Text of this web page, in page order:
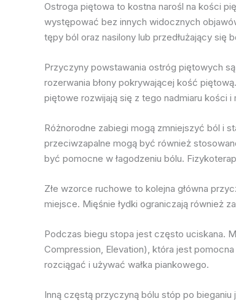
Ostroga piętowa to kostna narośl na kości
występować bez innych widocznych
tępy ból oraz nasilony lub przedłużający się
Przyczyny powstawania ostróg piętowych
rozerwania błony pokrywającej kość
piętowe rozwijają się z tego nadmiaru kości
Różnorodne zabiegi mogą zmniejszyć ból i
przeciwzapalne mogą być również
być pomocne w łagodzeniu bólu.
Złe wzorce ruchowe to kolejna główna
miejsce. Mięśnie łydki ograniczają również
Podczas biegu stopa jest często uciskana.
Compression, Elevation), która jest
rozciągać i używać wałka piankowego.
Inną częstą przyczyną bólu stóp po